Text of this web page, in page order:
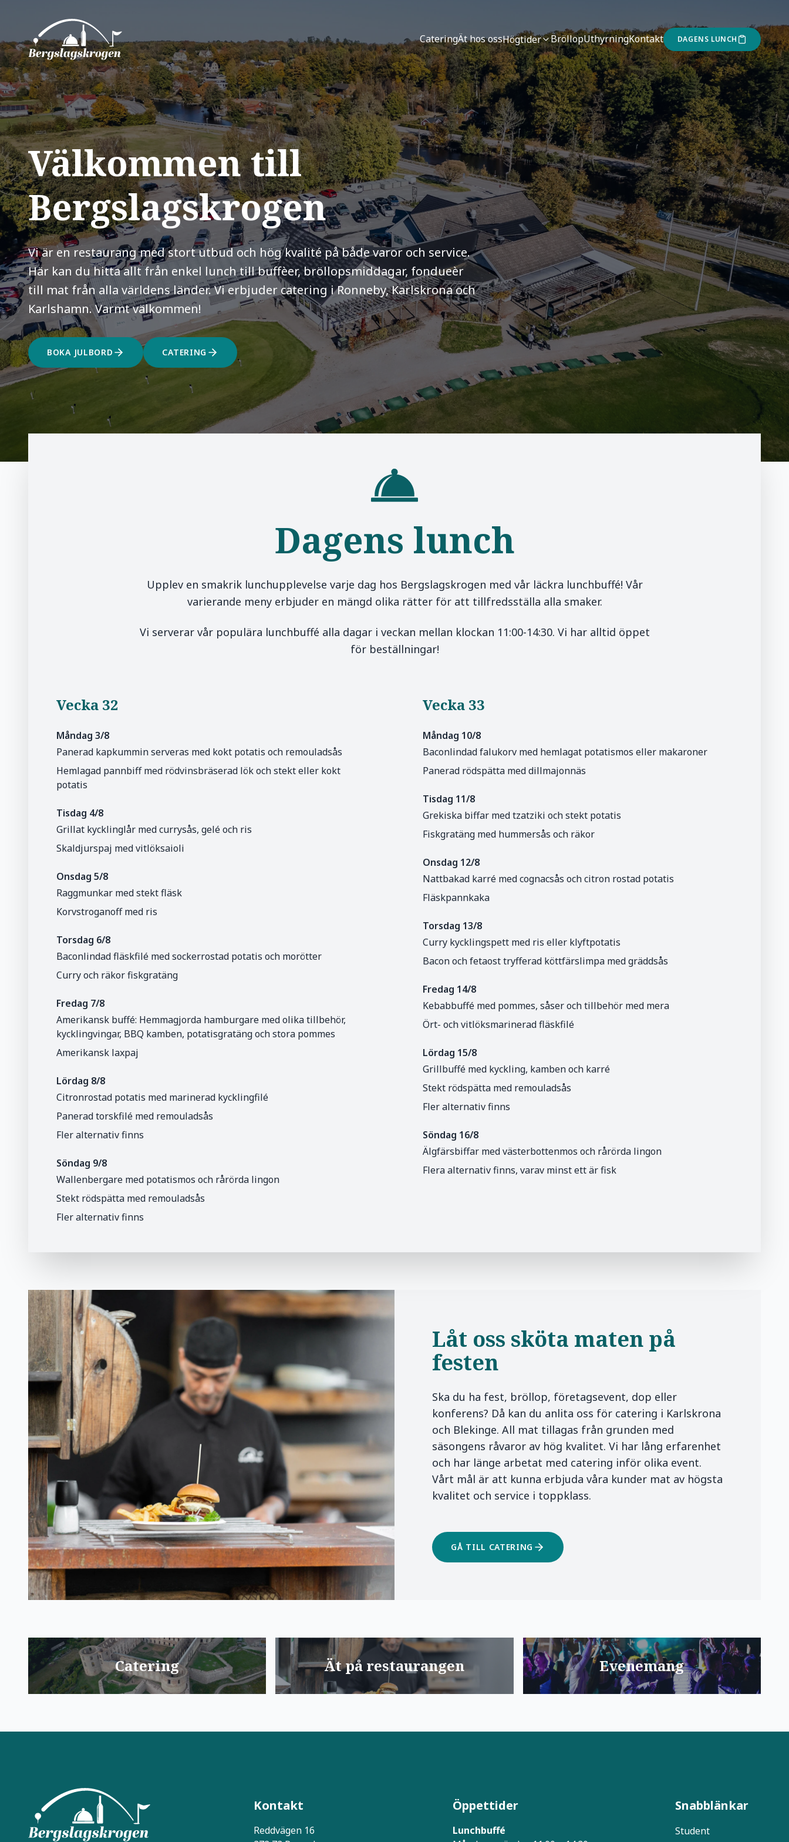
CateringÄt hos ossHögtider BröllopUthyrningKontakt DAGENS LUNCH
Välkommen till
Bergslagskrogen
Vi är en restaurang med stort utbud och hög kvalité på både varor och service.
Här kan du hitta allt från enkel lunch till buffèer, bröllopsmiddagar, fondueèr
till mat från alla världens länder. Vi erbjuder catering i Ronneby, Karlskrona och
Karlshamn. Varmt välkommen!
BOKA JULBORD CATERING
Dagens lunch
Upplev en smakrik lunchupplevelse varje dag hos Bergslagskrogen med vår läckra lunchbuffé! Vår
varierande meny erbjuder en mängd olika rätter för att tillfredsställa alla smaker.
Vi serverar vår populära lunchbuffé alla dagar i veckan mellan klockan 11:00-14:30. Vi har alltid öppet
för beställningar!
Vecka 32
Måndag 3/8
Panerad kapkummin serveras med kokt potatis och remouladsås
Hemlagad pannbiff med rödvinsbräserad lök och stekt eller kokt
potatis
Tisdag 4/8
Grillat kycklinglår med currysås, gelé och ris
Skaldjurspaj med vitlöksaioli
Onsdag 5/8
Raggmunkar med stekt fläsk
Korvstroganoff med ris
Torsdag 6/8
Baconlindad fläskfilé med sockerrostad potatis och morötter
Curry och räkor fiskgratäng
Fredag 7/8
Amerikansk buffé: Hemmagjorda hamburgare med olika tillbehör,
kycklingvingar, BBQ kamben, potatisgratäng och stora pommes
Amerikansk laxpaj
Lördag 8/8
Citronrostad potatis med marinerad kycklingfilé
Panerad torskfilé med remouladsås
Fler alternativ finns
Söndag 9/8
Wallenbergare med potatismos och rårörda lingon
Stekt rödspätta med remouladsås
Fler alternativ finns
Vecka 33
Måndag 10/8
Baconlindad falukorv med hemlagat potatismos eller makaroner
Panerad rödspätta med dillmajonnäs
Tisdag 11/8
Grekiska biffar med tzatziki och stekt potatis
Fiskgratäng med hummersås och räkor
Onsdag 12/8
Nattbakad karré med cognacsås och citron rostad potatis
Fläskpannkaka
Torsdag 13/8
Curry kycklingspett med ris eller klyftpotatis
Bacon och fetaost tryfferad köttfärslimpa med gräddsås
Fredag 14/8
Kebabbuffé med pommes, såser och tillbehör med mera
Ört- och vitlöksmarinerad fläskfilé
Lördag 15/8
Grillbuffé med kyckling, kamben och karré
Stekt rödspätta med remouladsås
Fler alternativ finns
Söndag 16/8
Älgfärsbiffar med västerbottenmos och rårörda lingon
Flera alternativ finns, varav minst ett är fisk
Låt oss sköta maten på
festen
Ska du ha fest, bröllop, företagsevent, dop eller
konferens? Då kan du anlita oss för catering i Karlskrona
och Blekinge. All mat tillagas från grunden med
säsongens råvaror av hög kvalitet. Vi har lång erfarenhet
och har länge arbetat med catering inför olika event.
Vårt mål är att kunna erbjuda våra kunder mat av högsta
kvalitet och service i toppklass.
GÅ TILL CATERING
Catering Ät på restaurangen Evenemang
Kontakt
Reddvägen 16
Öppettider
Lunchbuffé
Snabblänkar
Student